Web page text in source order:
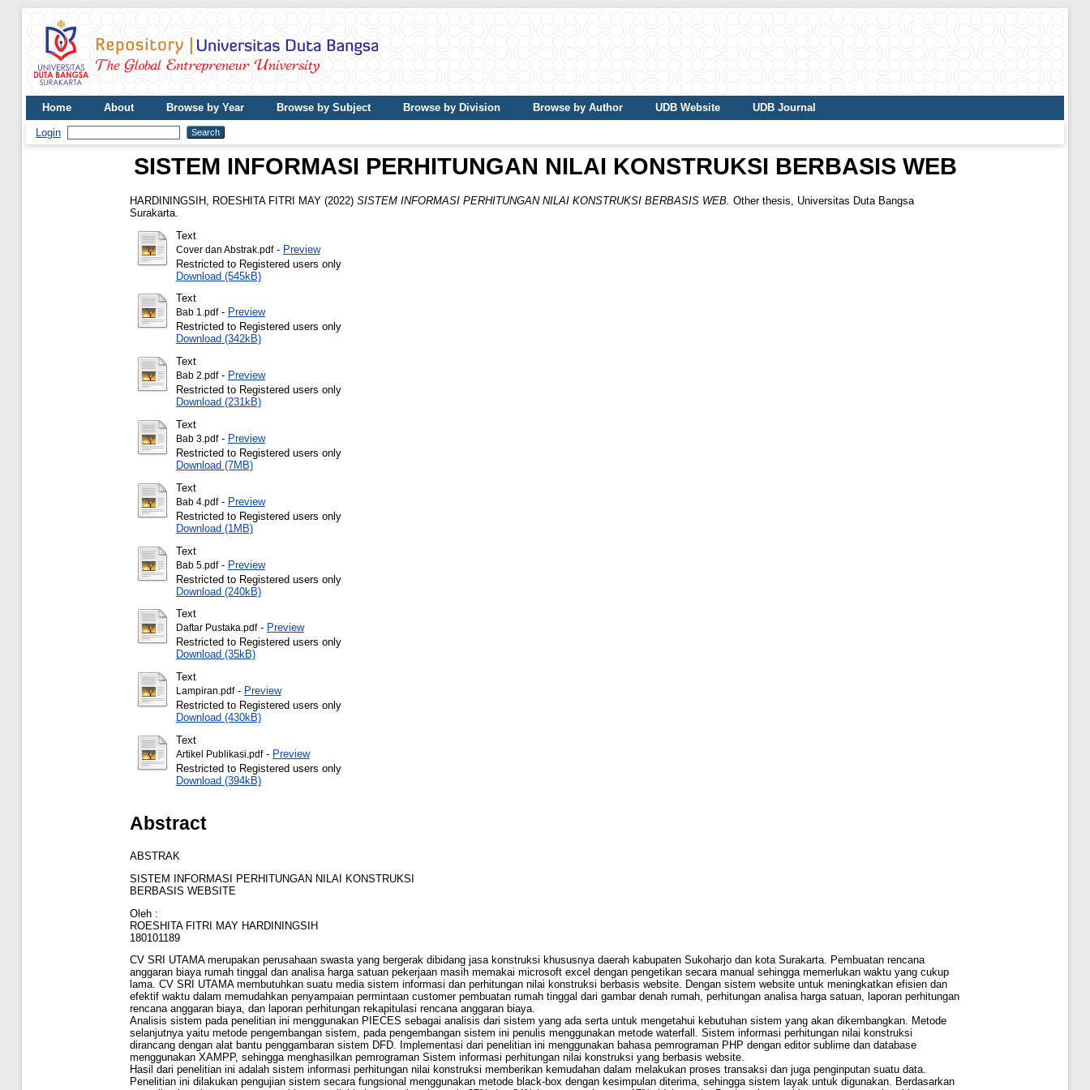
Home About Browse by Year Browse by Subject Browse by Division Browse by Author UDB Website UDB Journal
Login
SISTEM INFORMASI PERHITUNGAN NILAI KONSTRUKSI BERBASIS WEB
HARDININGSIH, ROESHITA FITRI MAY (2022) SISTEM INFORMASI PERHITUNGAN NILAI KONSTRUKSI BERBASIS WEB. Other thesis, Universitas Duta Bangsa
Surakarta.
Text
Cover dan Abstrak.pdf- Preview
Restricted to Registered users only
Download (545kB)
Text
Bab 1.pdf- Preview
Restricted to Registered users only
Download (342kB)
Text
Bab 2.pdf- Preview
Restricted to Registered users only
Download (231kB)
Text
Bab 3.pdf- Preview
Restricted to Registered users only
Download (7MB)
Text
Bab 4.pdf- Preview
Restricted to Registered users only
Download (1MB)
Text
Bab 5.pdf- Preview
Restricted to Registered users only
Download (240kB)
Text
Daftar Pustaka.pdf- Preview
Restricted to Registered users only
Download (35kB)
Text
Lampiran.pdf- Preview
Restricted to Registered users only
Download (430kB)
Text
Artikel Publikasi.pdf- Preview
Restricted to Registered users only
Download (394kB)
Abstract
ABSTRAK
SISTEM INFORMASI PERHITUNGAN NILAI KONSTRUKSI
BERBASIS WEBSITE
Oleh :
ROESHITA FITRI MAY HARDININGSIH
180101189
CV SRI UTAMA merupakan perusahaan swasta yang bergerak dibidang jasa konstruksi khususnya daerah kabupaten Sukoharjo dan kota Surakarta. Pembuatan rencana
anggaran biaya rumah tinggal dan analisa harga satuan pekerjaan masih memakai microsoft excel dengan pengetikan secara manual sehingga memerlukan waktu yang cukup
lama. CV SRI UTAMA membutuhkan suatu media sistem informasi dan perhitungan nilai konstruksi berbasis website. Dengan sistem website untuk meningkatkan efisien dan
efektif waktu dalam memudahkan penyampaian permintaan customer pembuatan rumah tinggal dari gambar denah rumah, perhitungan analisa harga satuan, laporan perhitungan
rencana anggaran biaya, dan laporan perhitungan rekapitulasi rencana anggaran biaya.
Analisis sistem pada penelitian ini menggunakan PIECES sebagai analisis dari sistem yang ada serta untuk mengetahui kebutuhan sistem yang akan dikembangkan. Metode
selanjutnya yaitu metode pengembangan sistem, pada pengembangan sistem ini penulis menggunakan metode waterfall. Sistem informasi perhitungan nilai konstruksi
dirancang dengan alat bantu penggambaran sistem DFD. Implementasi dari penelitian ini menggunakan bahasa pemrograman PHP dengan editor sublime dan database
menggunakan XAMPP, sehingga menghasilkan pemrograman Sistem informasi perhitungan nilai konstruksi yang berbasis website.
Hasil dari penelitian ini adalah sistem informasi perhitungan nilai konstruksi memberikan kemudahan dalam melakukan proses transaksi dan juga penginputan suatu data.
Penelitian ini dilakukan pengujian sistem secara fungsional menggunakan metode black-box dengan kesimpulan diterima, sehingga sistem layak untuk digunakan. Berdasarkan